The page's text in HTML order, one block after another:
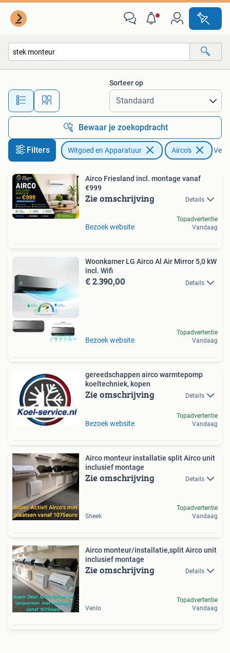
Alle afstanden…
Sorteer op
Bewaar je zoekopdracht
Filters Witgoed en Apparatuur Airco's
Airco Friesland incl. montage vanaf
€999
Zie omschrijving Details
Bezoek website
Topadvertentie
Vandaag
Woonkamer LG Airco Al Air Mirror 5,0 kW
incl. Wifi
€ 2.390,00 Details
Bezoek website
Topadvertentie
Vandaag
gereedschappen airco warmtepomp
koeltechniek, kopen
Zie omschrijving Details
Bezoek website
Topadvertentie
Vandaag
Airco monteur installatie split Airco unit
inclusief montage
Zie omschrijving Details
Sneek
Topadvertentie
Vandaag
Airco monteur/installatie,split Airco unit
inclusief montage
Zie omschrijving Details
Venlo
Topadvertentie
Vandaag